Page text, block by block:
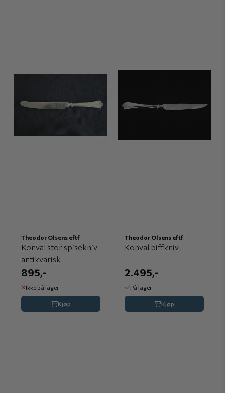
Theodor Olsens eftf
Konval stor spisekniv
antikvarisk
895,-
Ikke på lager
Kjøp
Theodor Olsens eftf
Konval biffkniv
2.495,-
På lager
Kjøp